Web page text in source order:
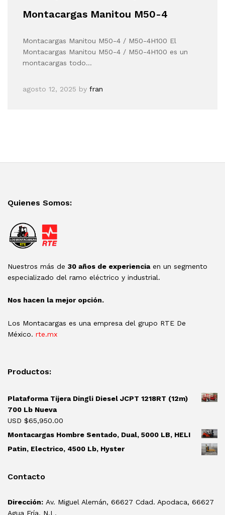
Montacargas Manitou M50-4
Montacargas Manitou M50-4 / M50-4H100 El
Montacargas Manitou M50-4 / M50-4H100 es un
montacargas todo…
agosto 12, 2025 by fran
Quienes Somos:
Nuestros más de 30 años de experienciaen un segmento
especializado del ramo eléctrico y industrial.
Nos hacen la mejor opción.
Los Montacargas es una empresa del grupo RTE De
México. rte.mx
Productos:
Plataforma Tijera Dingli Diesel JCPT 1218RT (12m)
700 Lb Nueva
USD $65,950.00
Montacargas Hombre Sentado, Dual, 5000 LB, HELI
Patin, Electrico, 4500 Lb, Hyster
Contacto
Dirección: Av. Miguel Alemán, 66627 Cdad. Apodaca, 66627
Agua Fría, N.L.